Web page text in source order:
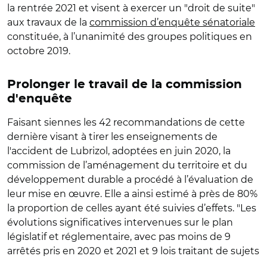
la rentrée 2021 et visent à exercer un "droit de suite"
aux travaux de la commission d’enquête sénatoriale
constituée, à l’unanimité des groupes politiques en
octobre 2019.
Prolonger le travail de la commission
d'enquête
Faisant siennes les 42 recommandations de cette
dernière visant à tirer les enseignements de
l'accident de Lubrizol, adoptées en juin 2020, la
commission de l’aménagement du territoire et du
développement durable a procédé à l’évaluation de
leur mise en œuvre. Elle a ainsi estimé à près de 80%
la proportion de celles ayant été suivies d’effets. "Les
évolutions significatives intervenues sur le plan
législatif et réglementaire, avec pas moins de 9
arrêtés pris en 2020 et 2021 et 9 lois traitant de sujets